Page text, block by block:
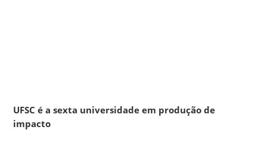
UFSC é a sexta universidade em produção de
impacto